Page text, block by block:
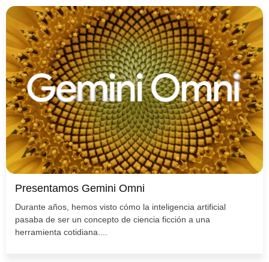
Presentamos Gemini Omni
Durante años, hemos visto cómo la inteligencia artificial
pasaba de ser un concepto de ciencia ficción a una
herramienta cotidiana....